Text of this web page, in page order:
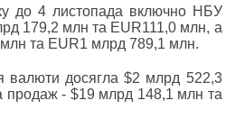
до 4 листопада включно НБУ
179,2 млн та EUR111,0 млн, а
та EUR1 млрд 789,1 млн.
валюти досягла $2 млрд 522,3
продаж - $19 млрд 148,1 млн та